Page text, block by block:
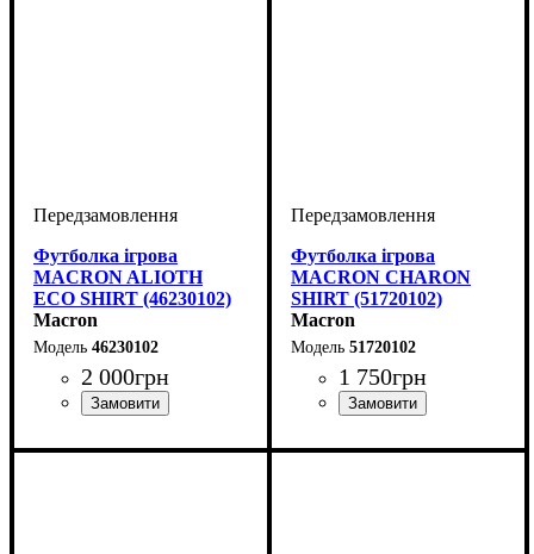
Футболка ігрова
MACRON ALIOTH
ECO SHIRT (46230102)
Macron
46230102
2 000грн
Футболка ігрова
MACRON CHARON
SHIRT (51720102)
Macron
51720102
1 750грн